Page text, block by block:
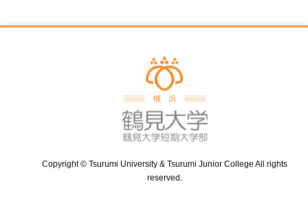
Copyright © Tsurumi University & Tsurumi Junior College All rights
reserved.